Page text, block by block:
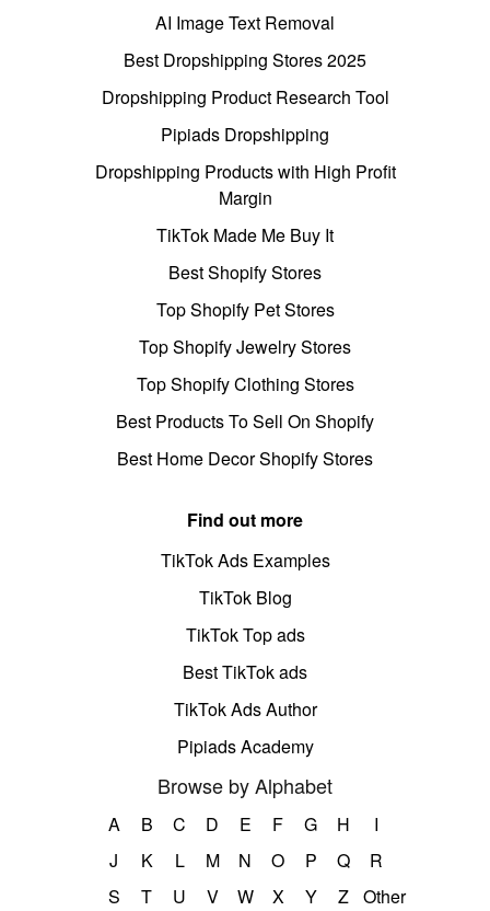
AI Image Text Removal
Best Dropshipping Stores 2025
Dropshipping Product Research Tool
Pipiads Dropshipping
Dropshipping Products with High Profit
Margin
TikTok Made Me Buy It
Best Shopify Stores
Top Shopify Pet Stores
Top Shopify Jewelry Stores
Top Shopify Clothing Stores
Best Products To Sell On Shopify
Best Home Decor Shopify Stores
Find out more
TikTok Ads Examples
TikTok Blog
TikTok Top ads
Best TikTok ads
TikTok Ads Author
Pipiads Academy
Browse by Alphabet
A B C D E F G H
I
J
K L M N O P Q
R
S
T U V W X Y Z Other